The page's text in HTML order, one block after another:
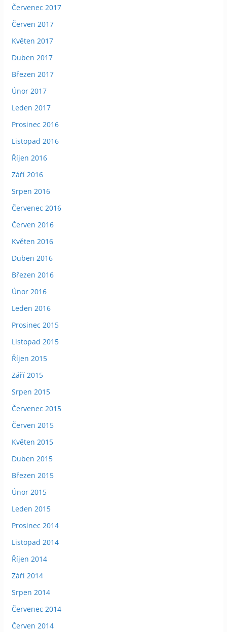
Červenec 2017
Červen 2017
Květen 2017
Duben 2017
Březen 2017
Únor 2017
Leden 2017
Prosinec 2016
Listopad 2016
Říjen 2016
Září 2016
Srpen 2016
Červenec 2016
Červen 2016
Květen 2016
Duben 2016
Březen 2016
Únor 2016
Leden 2016
Prosinec 2015
Listopad 2015
Říjen 2015
Září 2015
Srpen 2015
Červenec 2015
Červen 2015
Květen 2015
Duben 2015
Březen 2015
Únor 2015
Leden 2015
Prosinec 2014
Listopad 2014
Říjen 2014
Září 2014
Srpen 2014
Červenec 2014
Červen 2014